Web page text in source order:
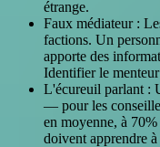
étrange.
Faux médiateur :
factions. Un
apporte des
Identifier le
L'écureuil parlant :
— pour les
en moyenne, à
doivent apprendre à